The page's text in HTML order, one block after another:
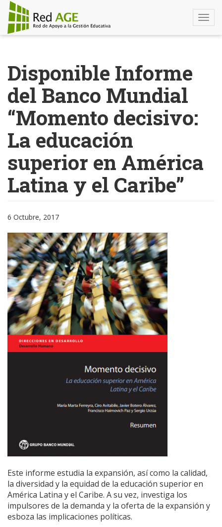
contenido
principal
Disponible Informe
del Banco Mundial
“Momento decisivo:
La educación
superior en América
Latina y el Caribe”
6 Octubre, 2017
Este informe estudia la expansión, así como la calidad,
la diversidad y la equidad de la educación superior en
América Latina y el Caribe. A su vez, investiga los
impulsores de la demanda y la oferta de la expansión y
esboza las implicaciones políticas.